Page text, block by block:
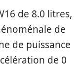
de 8.0 litres,
de
de puissance
de 0